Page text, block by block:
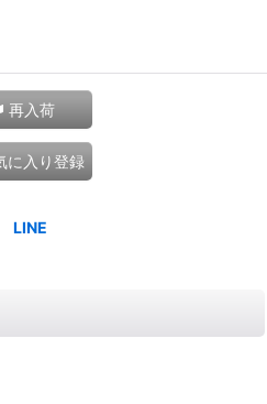
再入荷
に入り登録